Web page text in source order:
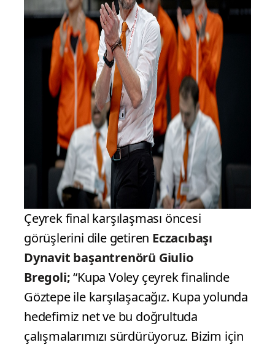
Çeyrek final karşılaşması öncesi
görüşlerini dile getiren Eczacıbaşı
Dynavit başantrenörü Giulio
Bregoli;“Kupa Voley çeyrek finalinde
Göztepe ile karşılaşacağız. Kupa yolunda
hedefimiz net ve bu doğrultuda
çalışmalarımızı sürdürüyoruz. Bizim için